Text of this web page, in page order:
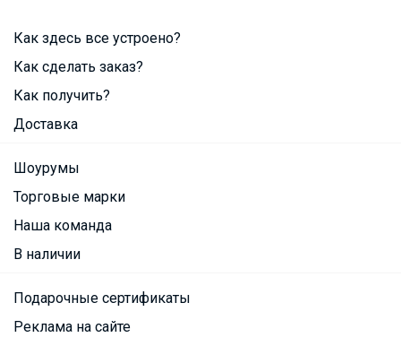
Как здесь все устроено?
Как сделать заказ?
Как получить?
Доставка
Шоурумы
Торговые марки
Наша команда
В наличии
Подарочные сертификаты
Реклама на сайте